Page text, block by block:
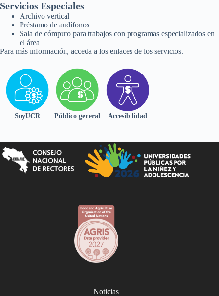
Servicios Especiales
Archivo vertical
Préstamo de audífonos
Sala de cómputo para trabajos con programas especializados en
el área
Para más información, acceda a los enlaces de los servicios.
SoyUCR Público general Accesibilidad
Noticias